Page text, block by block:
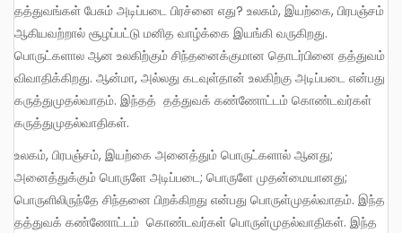
தத்துவங்கள் பேசும் அடிப்படை பிரச்னை எது? உலகம், இயற்கை, பிரபஞ்சம்
ஆகியவற்றால் சூழப்பட்டு மனித வாழ்க்கை இயங்கி வருகிறது.
பொருட்களால ஆன உலகிற்கும் சிந்தனைக்குமான தொடர்பினை தத்துவம்
விவாதிக்கிறது. ஆன்மா, அல்லது கடவுள்தான் உலகிற்கு அடிப்படை என்பது
கருத்துமுதல்வாதம். இந்தத் தத்துவக் கண்ணோட்டம் கொண்டவர்கள்
கருத்துமுதல்வாதிகள்.
உலகம், பிரபஞ்சம், இயற்கை அனைத்தும் பொருட்களால் ஆனது;
அனைத்துக்கும் பொருளே அடிப்படை; பொருளே முதன்மையானது;
பொருளிலிருந்தே சிந்தனை பிறக்கிறது என்பது பொருள்முதல்வாதம். இந்த
தத்துவக் கண்ணோட்டம் கொண்டவர்கள் பொருள்முதல்வாதிகள். இந்த